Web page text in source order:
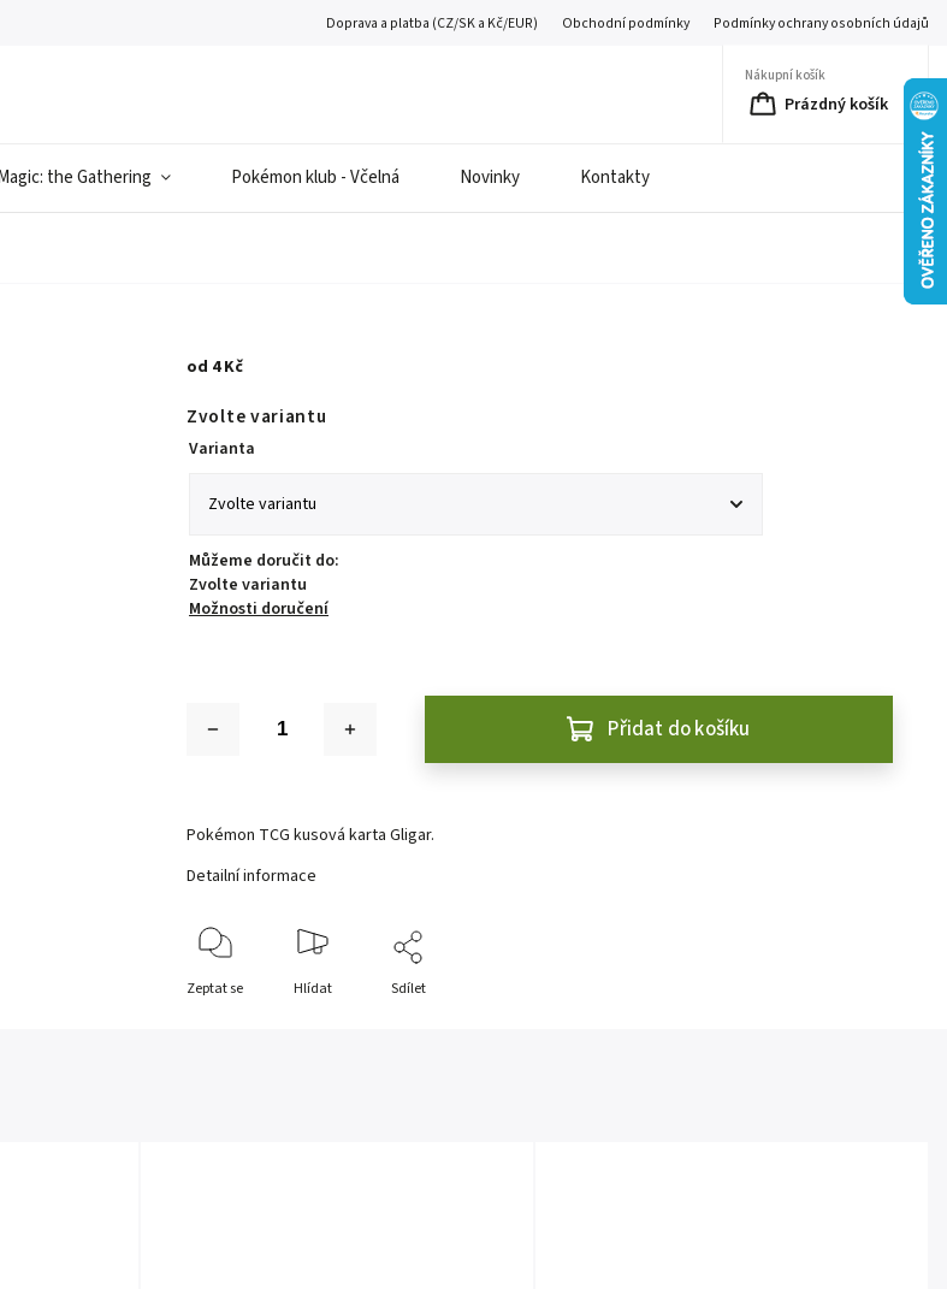
Doprava a platba (CZ/SK a Kč/EUR) Obchodní podmínky Podmínky ochrany osobních údajů
Nákupní košík
Prázdný košík
the Gathering Pokémon klub - Včelná Novinky Kontakty
od 4 Kč
Zvolte variantu
Varianta
Můžeme doručit do:
Zvolte variantu
Možnosti doručení
Přidat do košíku
Pokémon TCG kusová karta Gligar.
Detailní informace
Zeptat se Hlídat Sdílet